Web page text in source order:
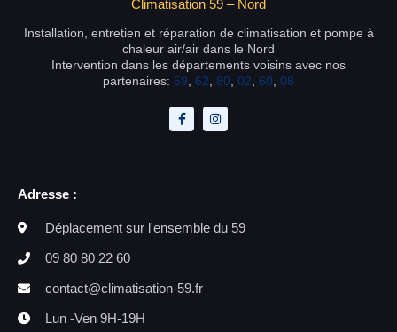
Climatisation 59 – Nord
Installation, entretien et réparation de climatisation et pompe à
chaleur air/air dans le Nord
Intervention dans les départements voisins avec nos
partenaires: 59 62 80 02 60 08
Adresse :
Déplacement sur l'ensemble du 59
09 80 80 22 60
contact@climatisation-59.fr
Lun -Ven 9H-19H